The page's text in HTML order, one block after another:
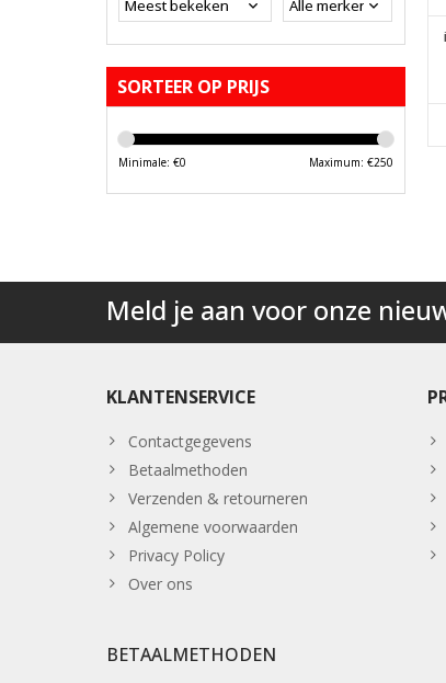
SORTEER OP PRIJS
Minimale: €0 Maximum: €250
Meld je aan voor onze
KLANTENSERVICE
Contactgegevens
Betaalmethoden
Verzenden & retourneren
Algemene voorwaarden
Privacy Policy
Over ons
BETAALMETHODEN